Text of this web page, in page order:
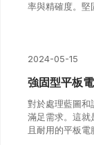
率與精確度。堅
強固型平板
對於處理藍圖和
滿足需求。這就
且耐用的平板電
2024-05-15